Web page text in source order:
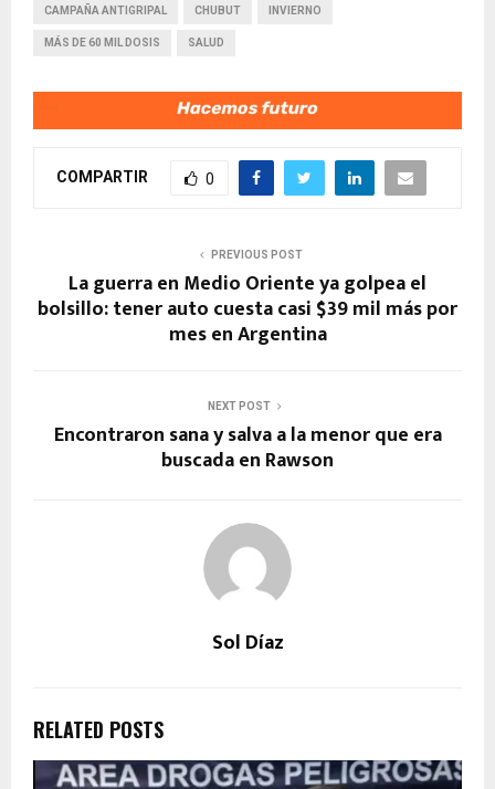
CAMPAÑA ANTIGRIPAL CHUBUT INVIERNO
MÁS DE 60 MIL DOSIS SALUD
COMPARTIR 0
PREVIOUS POST
La guerra en Medio Oriente ya golpea el
bolsillo: tener auto cuesta casi $39 mil más por
mes en Argentina
NEXT POST
Encontraron sana y salva a la menor que era
buscada en Rawson
Sol Díaz
RELATED POSTS